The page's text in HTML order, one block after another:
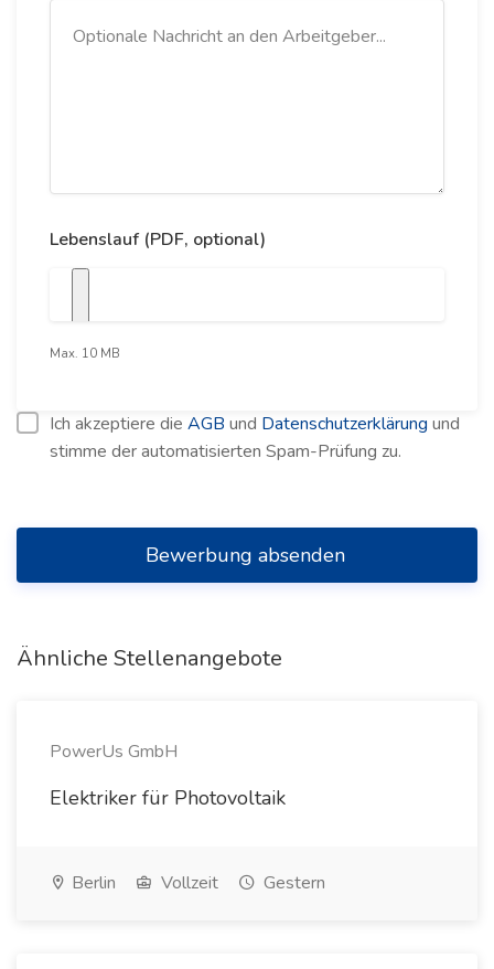
Lebenslauf (PDF, optional)
Max. 10 MB
Ich akzeptiere die AGB und Datenschutzerklärung und
stimme der automatisierten Spam-Prüfung zu.
Bewerbung absenden
Ähnliche Stellenangebote
PowerUs GmbH
Elektriker für Photovoltaik
Berlin Vollzeit Gestern